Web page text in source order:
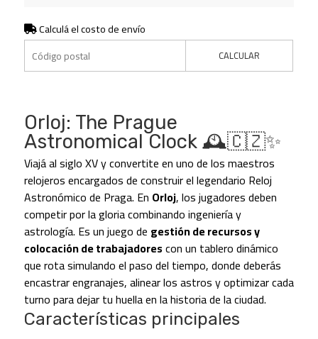
Calculá el costo de envío
CALCULAR
Orloj: The Prague
Astronomical Clock 🕰️🇨🇿✨
Viajá al siglo XV y convertite en uno de los maestros
relojeros encargados de construir el legendario Reloj
Astronómico de Praga. En Orloj, los jugadores deben
competir por la gloria combinando ingeniería y
astrología. Es un juego de gestión de recursos y
colocación de trabajadorescon un tablero dinámico
que rota simulando el paso del tiempo, donde deberás
encastrar engranajes, alinear los astros y optimizar cada
turno para dejar tu huella en la historia de la ciudad.
Características principales